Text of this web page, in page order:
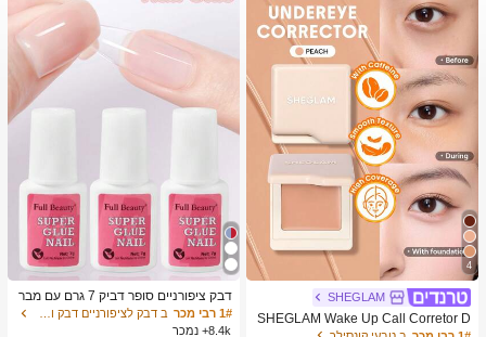
4
SHEGLAM
SHEGLAM Wake Up Call Corretor D
דבק ציפורניים סופר דביק 7 גרם עם מבר
שת, דבק ג'ל מהיר ייבוש, מתאים לציפורנ
יים מלאכותיות, ציפורני אקריל, ציפורני ה
1# רבי מכר
8.4k+ נמכר